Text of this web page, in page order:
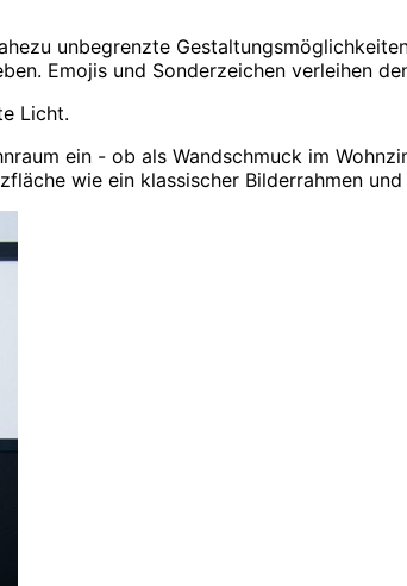
unbegrenzte
Emojis und Sonderzeichen verleihen
Licht.
ein - ob als Wandschmuck im
wie ein klassischer Bilderrahmen